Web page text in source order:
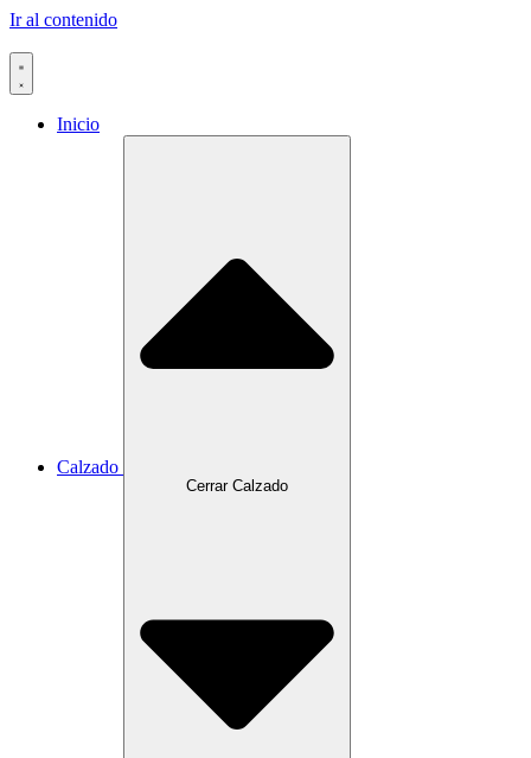
Ir al contenido
Inicio
Calzado
Cerrar Calzado